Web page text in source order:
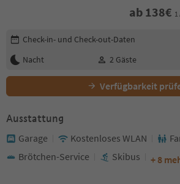
ab 138€
Buchungsdetails bearbeiten
Check-in- und Check-out-Daten
Nacht
2 Gäste
Verfügbarkeit
Ausstattung
Garage Kostenloses WLAN
Brötchen-Service
Skibus + 8